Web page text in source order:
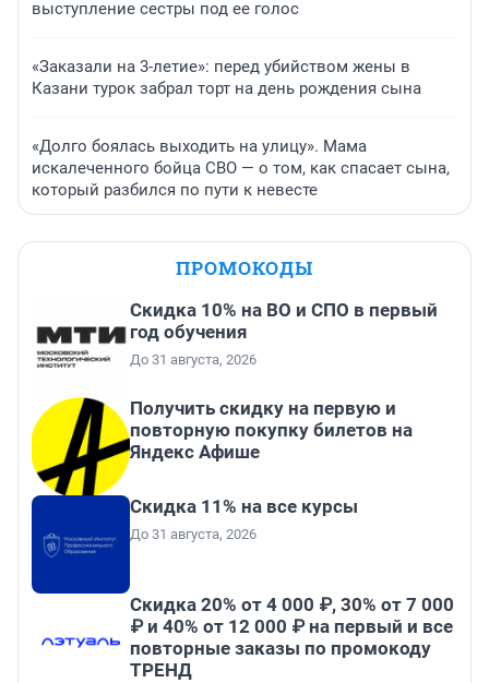
выступление сестры под ее голос
«Заказали на 3-летие»: перед убийством жены в
Казани турок забрал торт на день рождения сына
«Долго боялась выходить на улицу». Мама
искалеченного бойца СВО — о том, как спасает сына,
который разбился по пути к невесте
ПРОМОКОДЫ
Скидка 10% на ВО и СПО в первый
год обучения
До 31 августа, 2026
Получить скидку на первую и
повторную покупку билетов на
Яндекс Афише
Скидка 11% на все курсы
До 31 августа, 2026
Скидка 20% от 4 000 ₽, 30% от 7 000
₽ и 40% от 12 000 ₽ на первый и все
повторные заказы по промокоду
ТРЕНД